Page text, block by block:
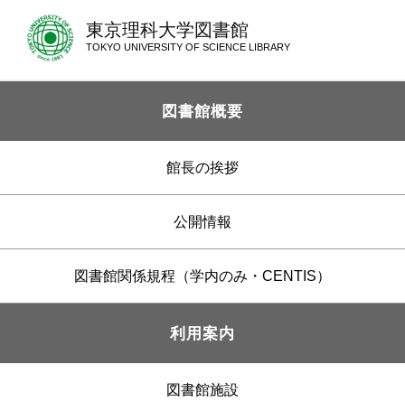
東京理科大学図書館
TOKYO UNIVERSITY OF SCIENCE LIBRARY
図書館概要
館長の挨拶
公開情報
図書館関係規程（学内のみ・CENTIS）
利用案内
図書館施設